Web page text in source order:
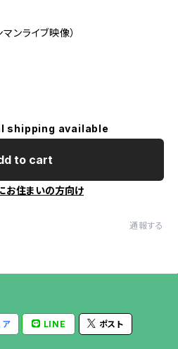
ンライブ映像）
shipping available
to cart
お住まいの方向け
通報する
ア LINE ポスト